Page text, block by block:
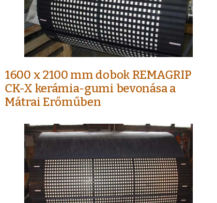
1600 x 2100 mm dobok REMAGRIP
CK-X kerámia-gumi bevonása a
Mátrai Erőműben